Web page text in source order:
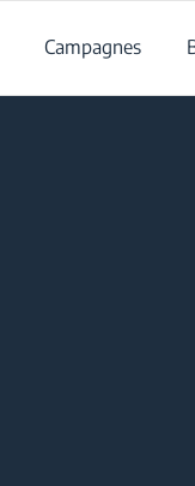
Campagnes